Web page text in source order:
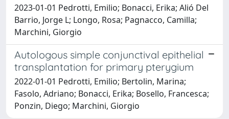
2023-01-01 Pedrotti, Emilio; Bonacci, Erika; Alió Del
Barrio, Jorge L; Longo, Rosa; Pagnacco, Camilla;
Marchini, Giorgio
Autologous simple conjunctival epithelial
transplantation for primary pterygium
2022-01-01 Pedrotti, Emilio; Bertolin, Marina;
Fasolo, Adriano; Bonacci, Erika; Bosello, Francesca;
Ponzin, Diego; Marchini, Giorgio